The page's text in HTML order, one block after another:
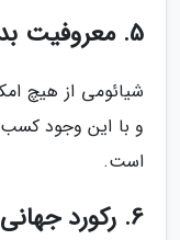
5. معروفیت بدون تبلیغات!
شیائومی از هیچ
و با این وجود کسب
است.
6. رکورد جهانی گینس